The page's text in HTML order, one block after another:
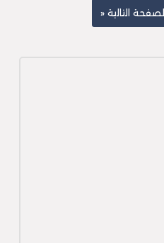
الصفحة التالية «